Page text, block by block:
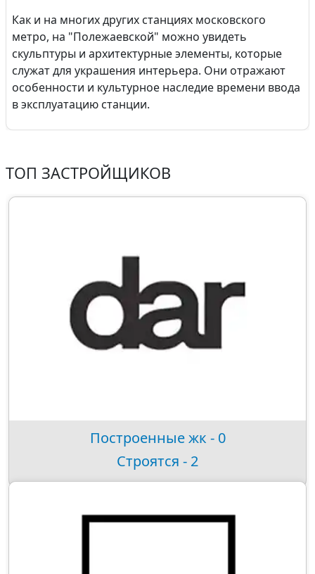
Как и на многих других станциях московского
метро, на "Полежаевской" можно увидеть
скульптуры и архитектурные элементы, которые
служат для украшения интерьера. Они отражают
особенности и культурное наследие времени ввода
в эксплуатацию станции.
ТОП ЗАСТРОЙЩИКОВ
Построенные жк - 0
Строятся - 2